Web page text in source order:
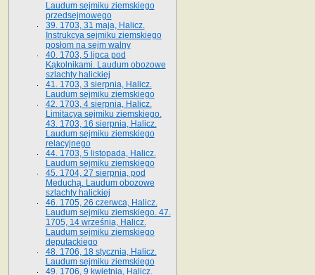
Laudum sejmiku ziemskiego
przedsejmowego
39. 1703, 31 maja, Halicz.
Instrukcya sejmiku ziemskiego
posłom na sejm walny
40. 1703, 5 lipca pod
Kąkolnikami. Laudum obozowe
szlachty halickiej
41­. 1703, 3 sierpnia, Halicz.
Laudum sejmiku ziemskiego
42. 1703, 4 sierpnia, Halicz.
Limitacya sejmiku ziemskiego.
43. 1703, 16 sierpnia, Halicz.
Laudum sejmiku ziemskiego
relacyjnego
44. 1703, 5 listopada, Halicz.
Laudum sejmiku ziemskiego
45. 1704, 27 sierpnia, pod
Meduchą. Laudum obozowe
szlachty halickiej
46. 1705, 26 czerwca, Halicz.
Laudum sejmiku ziemskiego. 47.
1705, 14 września, Halicz.
Laudum sejmiku ziemskiego
deputackiego
48. 1706, 18 stycznia, Halicz.
Laudum sejmiku ziemskiego
49. 1706, 9 kwietnia, Halicz.